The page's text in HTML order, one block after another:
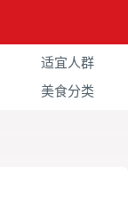
适宜人群
美食分类